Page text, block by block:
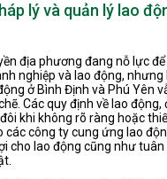
lý và quản lý lao
địa phương đang nỗ lực
nghiệp và lao động,
ở Bình Định và Phú Yên
Các quy định về lao động,
khi không rõ ràng hoặc
các công ty cung ứng lao
cho lao động cũng như